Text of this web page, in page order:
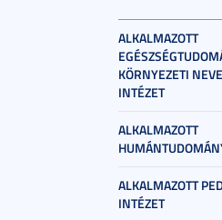
ALKALMAZOTT
KÖRNYEZETI
INTÉZET
ALKALMAZOTT
ALKALMAZOTT
INTÉZET